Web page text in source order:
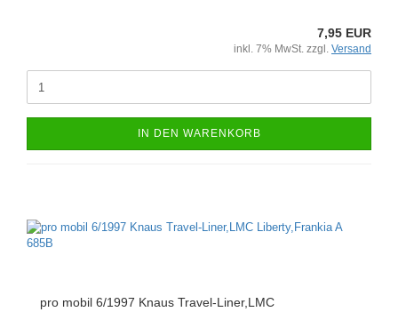
7,95 EUR
inkl. 7% MwSt. zzgl. Versand
IN DEN WARENKORB
pro mobil 6/1997 Knaus Travel-Liner,LMC